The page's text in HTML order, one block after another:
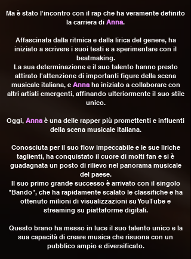
Ma è stato l'incontro con il rap che ha veramente definito
la carriera di Anna.
Affascinata dalla ritmica e dalla lirica del genere, ha
iniziato a scrivere i suoi testi e a sperimentare con il
beatmaking.
La sua determinazione e il suo talento hanno presto
attirato l'attenzione di importanti figure della scena
musicale italiana, e Annaha iniziato a collaborare con
altri artisti emergenti, affinando ulteriormente il suo stile
unico.
Oggi, Annaè una delle rapper più promettenti e influenti
della scena musicale italiana.
Conosciuta per il suo flow impeccabile e le sue liriche
taglienti, ha conquistato il cuore di molti fan e si è
guadagnata un posto di rilievo nel panorama musicale
del paese.
Il suo primo grande successo è arrivato con il singolo
"Bando", che ha rapidamente scalato le classifiche e ha
ottenuto milioni di visualizzazioni su YouTube e
streaming su piattaforme digitali.
Questo brano ha messo in luce il suo talento unico e la
sua capacità di creare musica che risuona con un
pubblico ampio e diversificato.